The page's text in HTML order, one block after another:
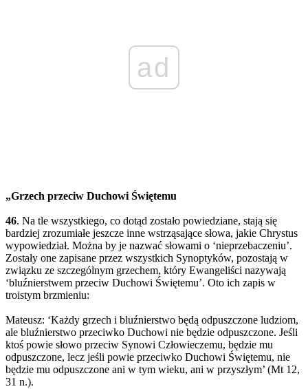
ad
„Grzech przeciw Duchowi Świętemu
46. Na tle wszystkiego, co dotąd zostało powiedziane, stają się
bardziej zrozumiałe jeszcze inne wstrząsające słowa, jakie Chrystus
wypowiedział. Można by je nazwać słowami o ‘nieprzebaczeniu’.
Zostały one zapisane przez wszystkich Synoptyków, pozostają w
związku ze szczególnym grzechem, który Ewangeliści nazywają
‘bluźnierstwem przeciw Duchowi Świętemu’. Oto ich zapis w
troistym brzmieniu:
Mateusz: ‘Każdy grzech i bluźnierstwo będą odpuszczone ludziom,
ale bluźnierstwo przeciwko Duchowi nie będzie odpuszczone. Jeśli
ktoś powie słowo przeciw Synowi Człowieczemu, będzie mu
odpuszczone, lecz jeśli powie przeciwko Duchowi Świętemu, nie
będzie mu odpuszczone ani w tym wieku, ani w przyszłym’ (Mt 12,
31 n.).